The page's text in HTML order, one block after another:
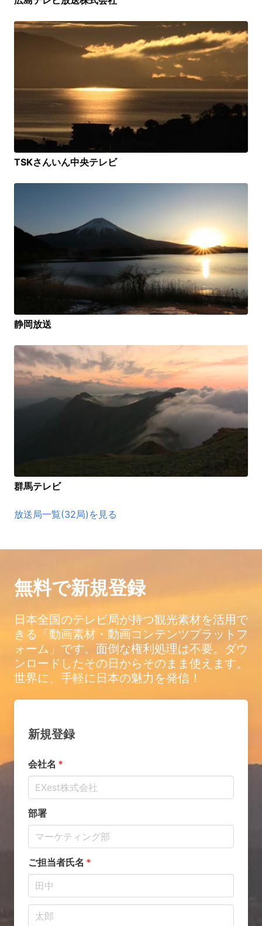
TSKさんいん中央テレビ
静岡放送
群馬テレビ
放送局一覧(32局)を見る
無料で新規登録
日本全国のテレビ局が持つ観光素材を活用で
きる「動画素材・動画コンテンツプラットフ
ォーム」です。面倒な権利処理は不要。ダウ
ンロードしたその日からそのまま使えます。
世界に、手軽に日本の魅力を発信！
新規登録
会社名
部署
ご担当者氏名